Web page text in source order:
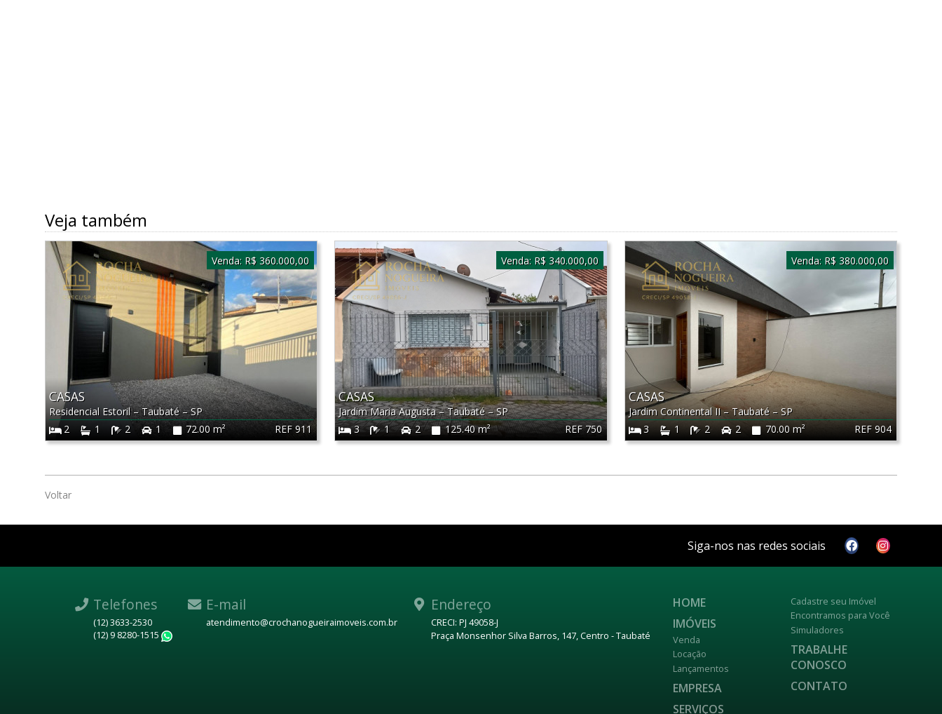
Veja também
REF 911
CASAS
Residencial Estoril–Taubaté–SP
2
1 2 1 72.00 m²
Venda: R$ 360.000,00
REF 750
CASAS
Jardim Maria Augusta–Taubaté–SP
3
1 2 125.40 m²
Venda: R$ 340.000,00
REF 904
CASAS
Jardim Continental II–Taubaté–SP
3
1 2 2 70.00 m²
Venda: R$ 380.000,00
Voltar
Siga-nos nas redes sociais
Telefones
(12) 3633-2530
(12) 9 8280-1515
E-mail
atendimento@crochanogueiraimoveis.com.br
Endereço
CRECI: PJ 49058-J
Praça Monsenhor Silva Barros, 147, Centro - Taubaté
HOME
IMÓVEIS
Venda
Locação
Lançamentos
EMPRESA
SERVIÇOS
Cadastre seu Imóvel
Encontramos para Você
Simuladores
TRABALHE
CONOSCO
CONTATO